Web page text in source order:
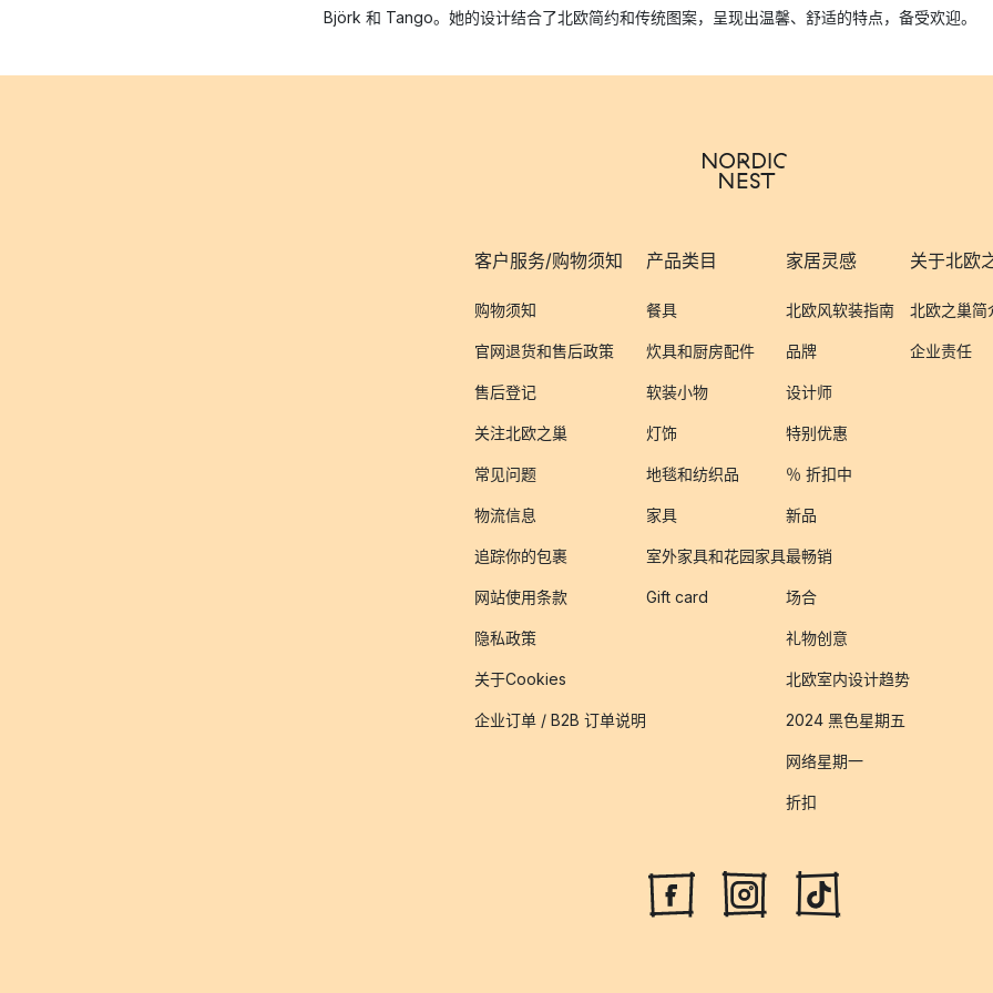
Björk 和 Tango。她的设计结合了北欧简约和传统图案，呈现出温馨、舒适的特点，备受欢迎。
客户服务/购物须知
购物须知
官网退货和售后政策
售后登记
关注北欧之巢
常见问题
物流信息
追踪你的包裹
网站使用条款
隐私政策
关于Cookies
企业订单 / B2B 订单说明
产品类目
餐具
炊具和厨房配件
软装小物
灯饰
地毯和纺织品
家具
室外家具和花园家具
Gift card
家居灵感
北欧风软装指南
品牌
设计师
特别优惠
％ 折扣中
新品
最畅销
场合
礼物创意
北欧室内设计趋势
2024 黑色星期五
网络星期一
折扣
关于北欧
北欧之巢简
企业责任